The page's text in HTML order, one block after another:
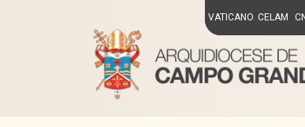
VATICANO CELAM